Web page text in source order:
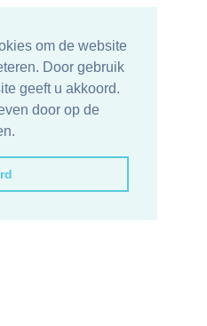
om de website
Door gebruik
geeft u akkoord.
door op de